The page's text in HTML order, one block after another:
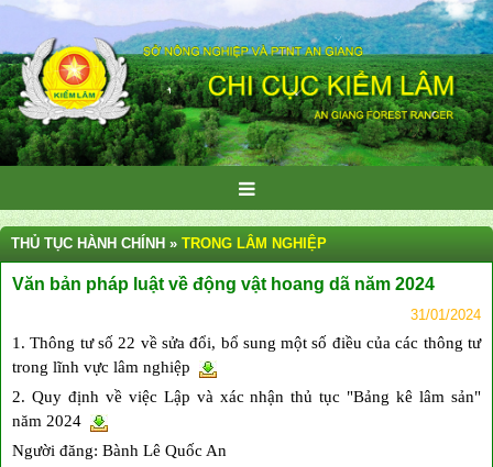
THỦ TỤC HÀNH CHÍNH » TRONG LÂM NGHIỆP
Văn bản pháp luật về động vật hoang dã năm 2024
31/01/2024
1. Thông tư số 22 về sửa đổi, bổ sung một số điều của các thông tư
trong lĩnh vực lâm nghiệp
2. Quy định về việc Lập và xác nhận thủ tục "Bảng kê lâm sản"
năm 2024
Người đăng: Bành Lê Quốc An